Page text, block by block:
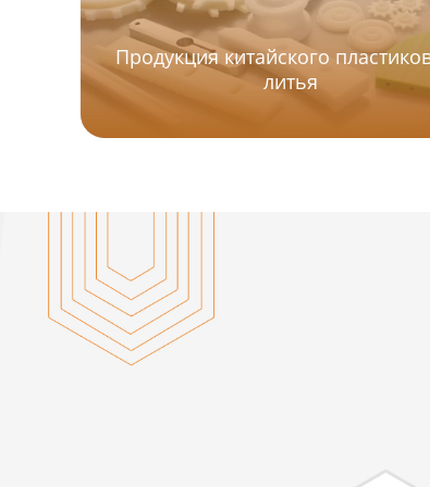
Продукция китайского
литья